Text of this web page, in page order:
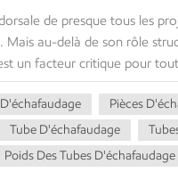
de presque tous les
Mais au-delà de son rôle
un facteur critique pour
guide complet démystifiera
son importance,
de tuyaux. Que vous
essentielles à votre
Pièces
Tube D'échafaudage
Poids Des Tubes D'échafaudage